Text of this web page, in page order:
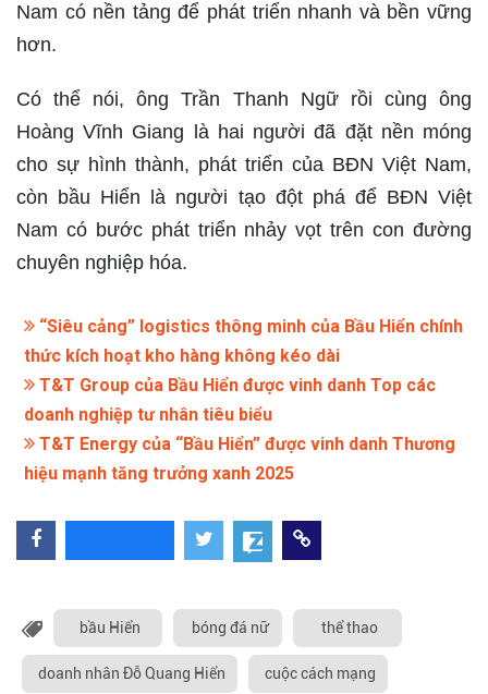
Nam có nền tảng để phát triển nhanh và bền vững
hơn.
Có thể nói, ông Trần Thanh Ngữ rồi cùng ông
Hoàng Vĩnh Giang là hai người đã đặt nền móng
cho sự hình thành, phát triển của BĐN Việt Nam,
còn bầu Hiển là người tạo đột phá để BĐN Việt
Nam có bước phát triển nhảy vọt trên con đường
chuyên nghiệp hóa.
“Siêu cảng” logistics thông minh của Bầu Hiển chính
thức kích hoạt kho hàng không kéo dài
T&T Group của Bầu Hiển được vinh danh Top các
doanh nghiệp tư nhân tiêu biểu
T&T Energy của “Bầu Hiển” được vinh danh Thương
hiệu mạnh tăng trưởng xanh 2025
bầu Hiển bóng đá nữ thể thao
doanh nhân Đỗ Quang Hiển cuộc cách mạng